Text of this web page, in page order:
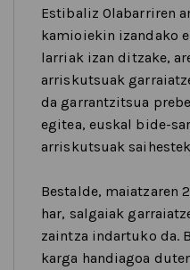
Estibaliz Olabarriren
kamioiekin izandako
larriak izan ditzake,
arriskutsuak
da garrantzitsua
egitea, euskal bide-
arriskutsuak
Bestalde, maiatzaren
har, salgaiak
zaintza indartuko da.
karga handiagoa